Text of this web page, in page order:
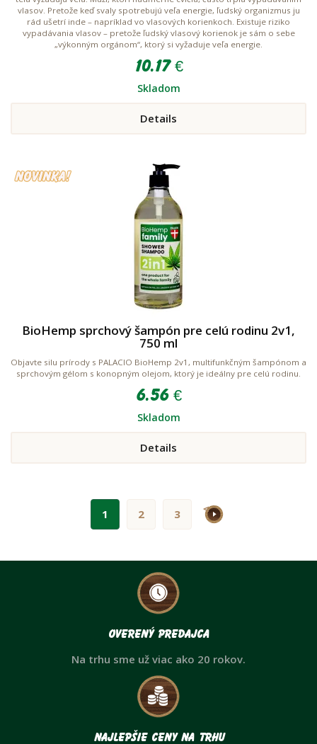
vlasov. Pretože keď svaly spotrebujú veľa energie, ľudský organizmus ju
rád ušetrí inde – napríklad vo vlasových korienkoch. Existuje riziko
vypadávania vlasov – pretože ľudský vlasový korienok je sám o sebe
„výkonným orgánom“, ktorý si vyžaduje veľa energie.
10.17 €
Skladom
Details
BioHemp sprchový šampón pre celú rodinu 2v1,
750 ml
Objavte silu prírody s PALACIO BioHemp 2v1, multifunkčným šampónom a
sprchovým gélom s konopným olejom, ktorý je ideálny pre celú rodinu.
6.56 €
Skladom
Details
1 2 3 >
Overený predajca
Na trhu sme už viac ako 20 rokov.
Najlepšie ceny na trhu